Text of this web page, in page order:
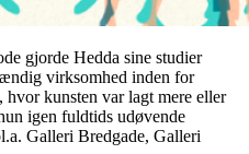
gjorde Hedda sine studier
virksomhed inden for
kunsten var lagt mere eller
igen fuldtids udøvende
Galleri Bredgade, Galleri